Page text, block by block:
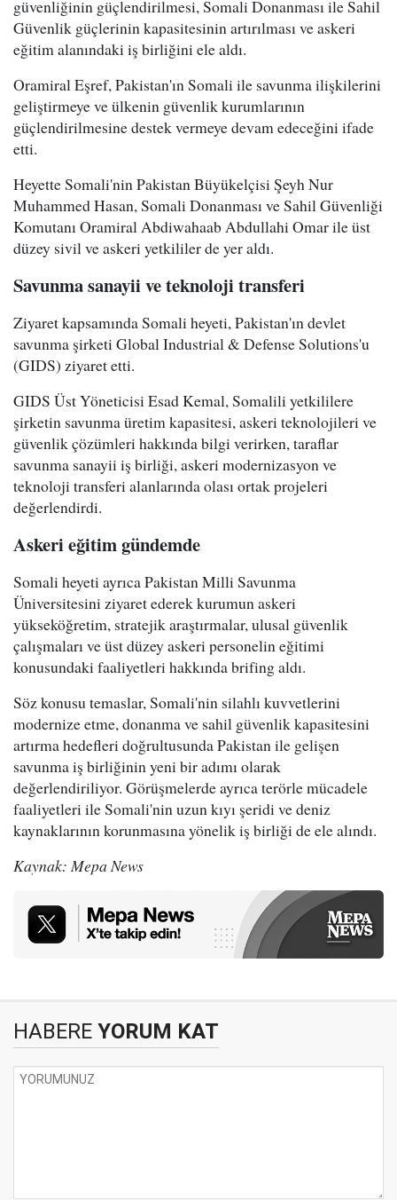
güvenliğinin güçlendirilmesi, Somali Donanması ile Sahil
Güvenlik güçlerinin kapasitesinin artırılması ve askeri
eğitim alanındaki iş birliğini ele aldı.
Oramiral Eşref, Pakistan'ın Somali ile savunma ilişkilerini
geliştirmeye ve ülkenin güvenlik kurumlarının
güçlendirilmesine destek vermeye devam edeceğini ifade
etti.
Heyette Somali'nin Pakistan Büyükelçisi Şeyh Nur
Muhammed Hasan, Somali Donanması ve Sahil Güvenliği
Komutanı Oramiral Abdiwahaab Abdullahi Omar ile üst
düzey sivil ve askeri yetkililer de yer aldı.
Savunma sanayii ve teknoloji transferi
Ziyaret kapsamında Somali heyeti, Pakistan'ın devlet
savunma şirketi Global Industrial & Defense Solutions'u
(GIDS) ziyaret etti.
GIDS Üst Yöneticisi Esad Kemal, Somalili yetkililere
şirketin savunma üretim kapasitesi, askeri teknolojileri ve
güvenlik çözümleri hakkında bilgi verirken, taraflar
savunma sanayii iş birliği, askeri modernizasyon ve
teknoloji transferi alanlarında olası ortak projeleri
değerlendirdi.
Askeri eğitim gündemde
Somali heyeti ayrıca Pakistan Milli Savunma
Üniversitesini ziyaret ederek kurumun askeri
yükseköğretim, stratejik araştırmalar, ulusal güvenlik
çalışmaları ve üst düzey askeri personelin eğitimi
konusundaki faaliyetleri hakkında brifing aldı.
Söz konusu temaslar, Somali'nin silahlı kuvvetlerini
modernize etme, donanma ve sahil güvenlik kapasitesini
artırma hedefleri doğrultusunda Pakistan ile gelişen
savunma iş birliğinin yeni bir adımı olarak
değerlendiriliyor. Görüşmelerde ayrıca terörle mücadele
faaliyetleri ile Somali'nin uzun kıyı şeridi ve deniz
kaynaklarının korunmasına yönelik iş birliği de ele alındı.
Kaynak: Mepa News
HABERE YORUM KAT